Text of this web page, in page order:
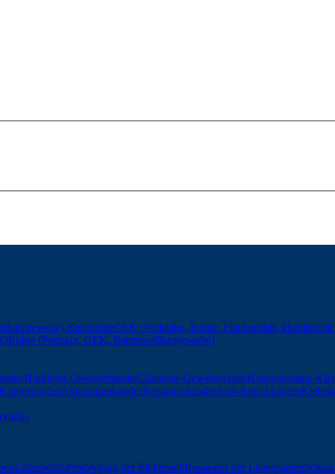
ZuschnitteGFK (Vollstäbe, Rohre, Flachprofile,
Rohre (Pertinax, GFK, Baumwollhartgewebe)
Highlight-GewebebänderGlasfaser-GewebebänderDoppelseitige-
AluminiumbänderReparaturbänderAnti-Rutschbänder
LötzubehörPrototyping der ElektronikReparatur der Leiterplatten